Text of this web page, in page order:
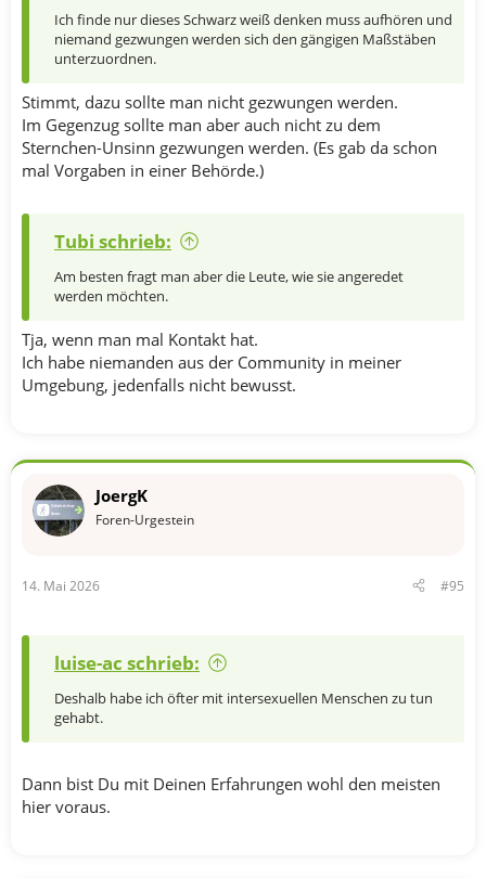
Ich finde nur dieses Schwarz weiß denken muss aufhören und
niemand gezwungen werden sich den gängigen Maßstäben
unterzuordnen.
Stimmt, dazu sollte man nicht gezwungen werden.
Im Gegenzug sollte man aber auch nicht zu dem
Sternchen-Unsinn gezwungen werden. (Es gab da schon
mal Vorgaben in einer Behörde.)
Tubi schrieb:
Am besten fragt man aber die Leute, wie sie angeredet
werden möchten.
Tja, wenn man mal Kontakt hat.
Ich habe niemanden aus der Community in meiner
Umgebung, jedenfalls nicht bewusst.
JoergK
Foren-Urgestein
14. Mai 2026 #95
luise-ac schrieb:
Deshalb habe ich öfter mit intersexuellen Menschen zu tun
gehabt.
Dann bist Du mit Deinen Erfahrungen wohl den meisten
hier voraus.